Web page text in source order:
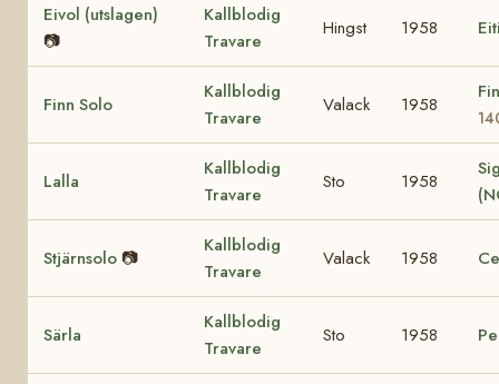
Eivol (utslagen)
📷
Kallblodig
Travare
Hingst 1958
Finn Solo
Kallblodig
Travare
Valack 1958
Lalla
Kallblodig
Travare
Sto 1958
Stjärnsolo 📷
Kallblodig
Travare
Valack 1958
Särla
Kallblodig
Travare
Sto 1958